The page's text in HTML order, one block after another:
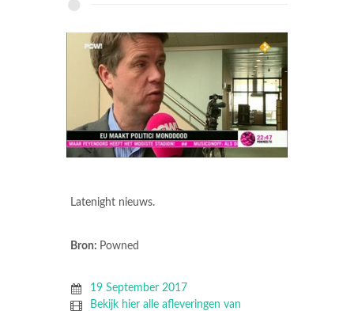
Latenight nieuws.
Bron: Powned
19 September 2017
Bekijk hier alle afleveringen van